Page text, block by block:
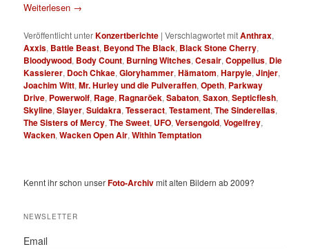
Weiterlesen →
Veröffentlicht unterKonzertberichte |Verschlagwortet mitAnthrax,
Axxis, Battle Beast, Beyond The Black, Black Stone Cherry,
Bloodywood, Body Count, Burning Witches,Cesair,Coppelius, Die
Kassierer, Doch Chkae,Gloryhammer,Hämatom,Harpyie,Jinjer,
Joachim Witt,Mr. Hurley und die Pulveraffen,Opeth, Parkway
Drive, Powerwolf, Rage, Ragnaröek,Sabaton,Saxon,Septicflesh,
Skyline,Slayer,Suidakra,Tesseract,Testament,The Sinderellas,
The Sisters of Mercy,The Sweet, UFO,Versengold,Vogelfrey,
Wacken,Wacken Open Air,Within Temptation
Kennt ihr schon unserFoto-Archivmit alten Bildern ab 2009?
NEWSLETTER
Email